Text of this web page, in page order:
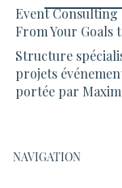
Event
From Your Goals
Structure
projets
portée par
NAVIGATION